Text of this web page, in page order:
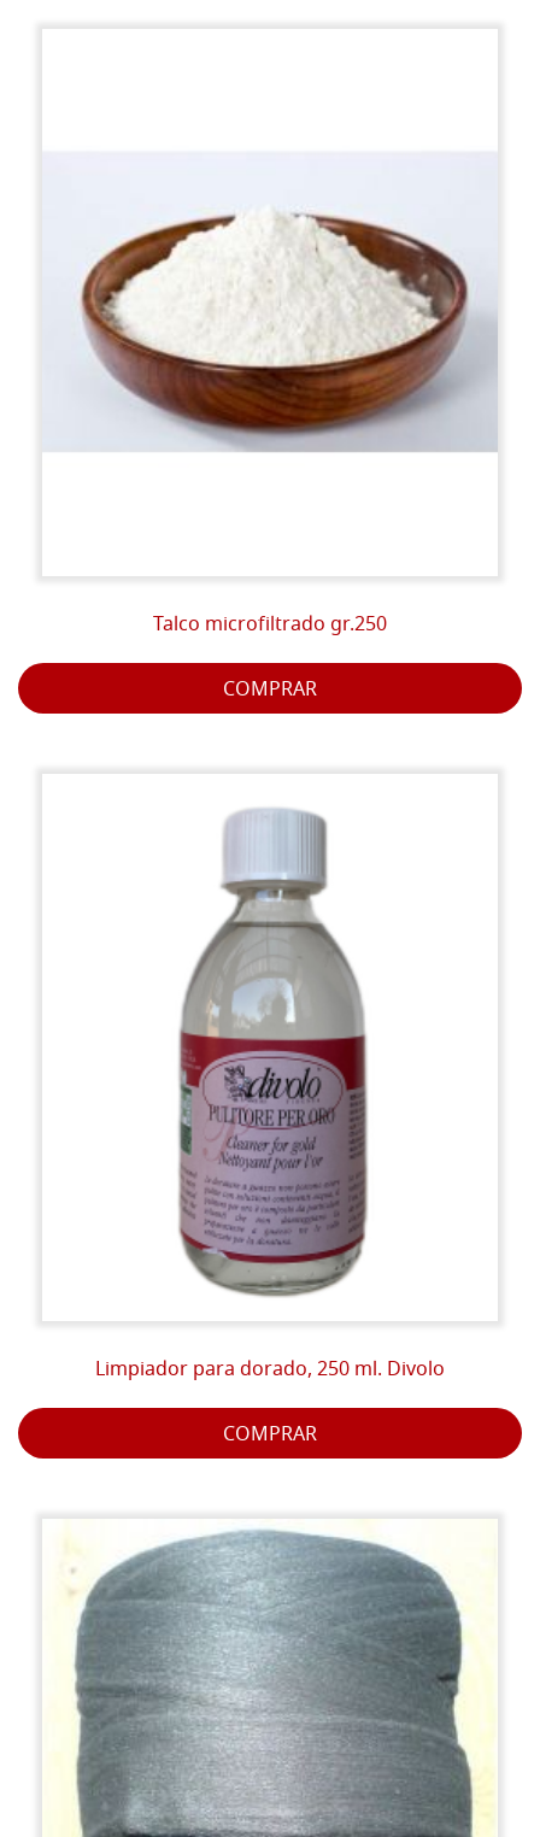
Talco microfiltrado gr.250
COMPRAR
Limpiador para dorado, 250 ml. Divolo
COMPRAR